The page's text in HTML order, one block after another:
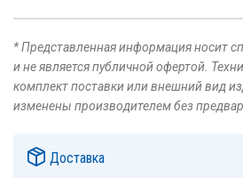
* Представленная информация носит
и не является публичной офертой.
комплект поставки или внешний вид
изменены производителем без
Доставка